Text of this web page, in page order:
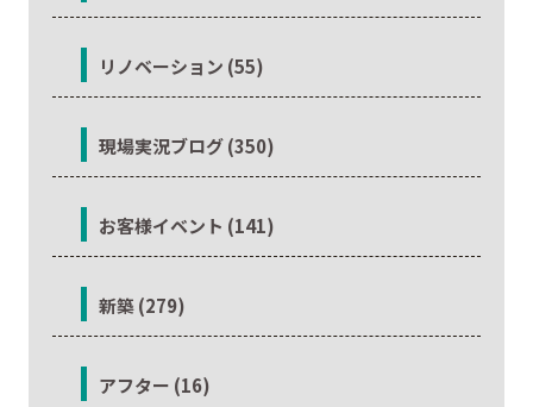
リノベーション (55)
現場実況ブログ (350)
お客様イベント (141)
新築 (279)
アフター (16)